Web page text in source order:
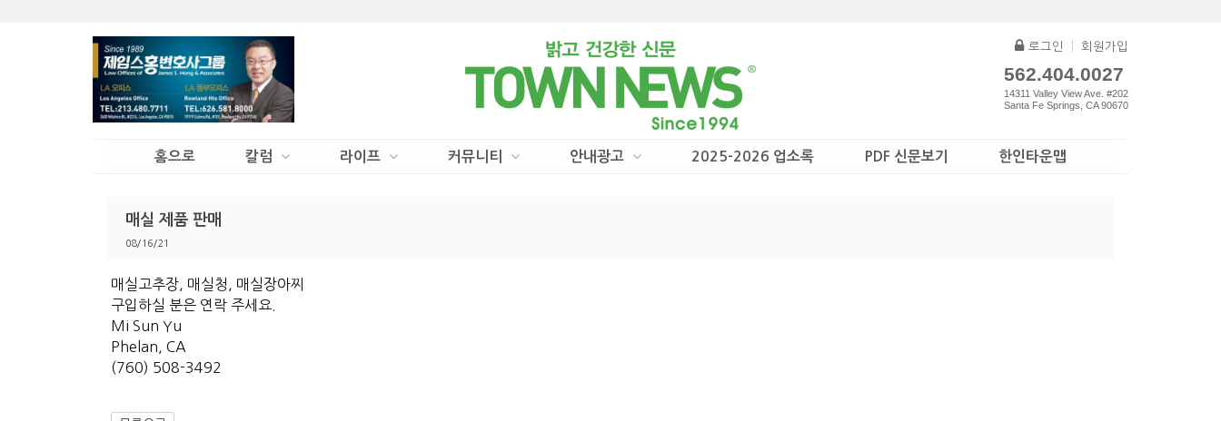
로그인 회원가입
562.404.0027
14311 Valley View Ave. #202
Santa Fe Springs, CA 90670
홈으로 칼럼 라이프 커뮤니티 안내광고 2025-2026 업소록 PDF 신문보기 한인타운맵
매실 제품 판매
08/16/21
매실고추장, 매실청, 매실장아찌
구입하실 분은 연락 주세요.
Mi Sun Yu
Phelan, CA
(760) 508-3492